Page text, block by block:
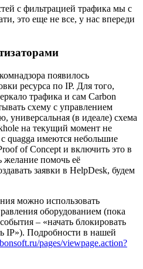
с фильтрацией трафика мы с
это еще не все, у нас впереди
появилось
ресурса по IP. Для того,
трафика и сам Carbon
схему с управлением
универсальная (в идеале) схема
на текущий момент не
quagga имеются небольшие
of Concept и включить это в
желание помочь её
заявки в HelpDesk, будем
можно использовать
оборудованием (пока
– «начать блокировать
IP»). Подробности в нашей
pages/viewpage.action?